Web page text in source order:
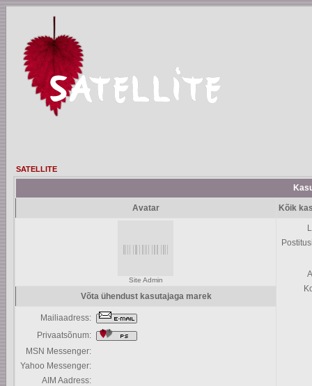
SATELLITE
Avatar Kõik
Site Admin
Võta ühendust kasutajaga marek
Mailiaadress:
Privaatsõnum:
MSN Messenger:
Yahoo Messenger:
AIM Aadress: